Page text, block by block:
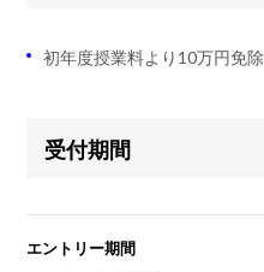
初年度授業料より10万円免除
受付期間
エントリー期間